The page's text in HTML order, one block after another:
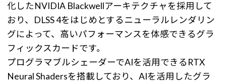
化したNVIDIA Blackwellアーキテクチャを採用して
おり、DLSS 4をはじめとするニューラルレンダリン
グによって、高いパフォーマンスを体感できるグラ
フィックスカードです。
プログラマブルシェーダーでAIを活用できるRTX
Neural Shadersを搭載しており、AIを活用したグラ